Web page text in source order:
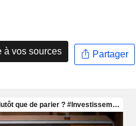
à vos sources Partager